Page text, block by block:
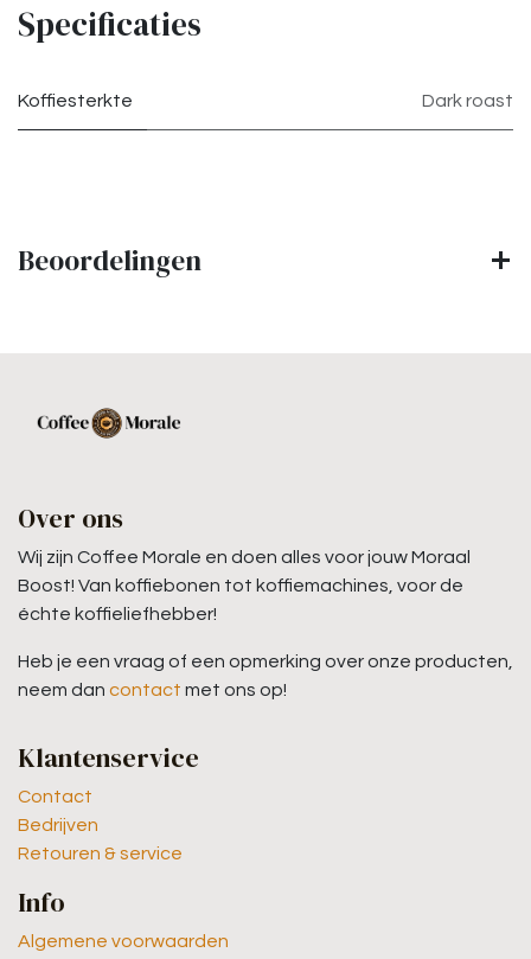
Specificaties
Koffiesterkte Dark roast
Beoordelingen
Over ons
Wij zijn Coffee Morale en doen alles voor jouw Moraal
Boost! Van koffiebonen tot koffiemachines, voor de
échte koffieliefhebber!
Heb je een vraag of een opmerking over onze producten,
neem dan contact met ons op!
Klantenservice
Contact
Bedrijven
Retouren & service
Info
Algemene voorwaarden